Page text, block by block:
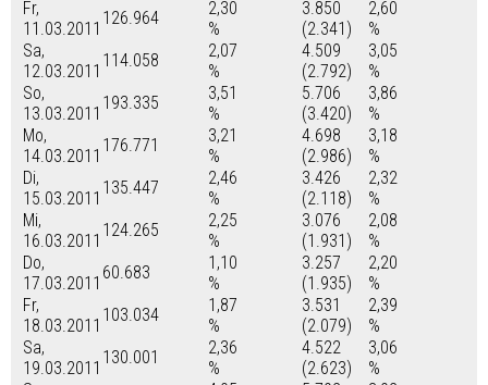
Fr,
11.03.2011
126.964
2,30
%
3.850
(2.341)
2,60
%
Sa,
12.03.2011
114.058
2,07
%
4.509
(2.792)
3,05
%
So,
13.03.2011
193.335
3,51
%
5.706
(3.420)
3,86
%
Mo,
14.03.2011
176.771
3,21
%
4.698
(2.986)
3,18
%
Di,
15.03.2011
135.447
2,46
%
3.426
(2.118)
2,32
%
Mi,
16.03.2011
124.265
2,25
%
3.076
(1.931)
2,08
%
Do,
17.03.2011
60.683
1,10
%
3.257
(1.935)
2,20
%
Fr,
18.03.2011
103.034
1,87
%
3.531
(2.079)
2,39
%
Sa,
19.03.2011
130.001
2,36
%
4.522
(2.623)
3,06
%